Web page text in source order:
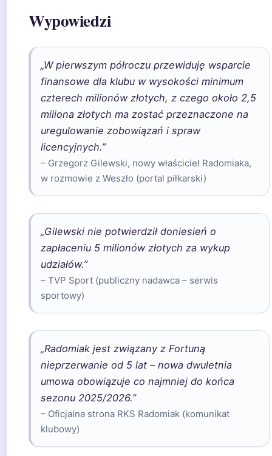
Wypowiedzi
„W pierwszym półroczu przewiduję wsparcie
finansowe dla klubu w wysokości minimum
czterech milionów złotych, z czego około 2,5
miliona złotych ma zostać przeznaczone na
uregulowanie zobowiązań i spraw
licencyjnych.”
– Grzegorz Gilewski, nowy właściciel Radomiaka,
w rozmowie z Weszło (portal piłkarski)
„Gilewski nie potwierdził doniesień o
zapłaceniu 5 milionów złotych za wykup
udziałów.”
– TVP Sport (publiczny nadawca – serwis
sportowy)
„Radomiak jest związany z Fortuną
nieprzerwanie od 5 lat – nowa dwuletnia
umowa obowiązuje co najmniej do końca
sezonu 2025/2026.”
– Oficjalna strona RKS Radomiak (komunikat
klubowy)